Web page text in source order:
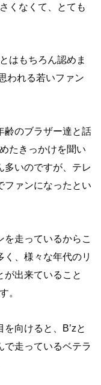
くなくて、とても
はもちろん認めま
われる若いファン
齢のブラザー達と話
たきっかけを聞い
多いのですが、テレ
ファンになったとい
走っているからこ
、様々な年代のリ
が出来ていること
。
向けると、B’zと
で走っているベテラ